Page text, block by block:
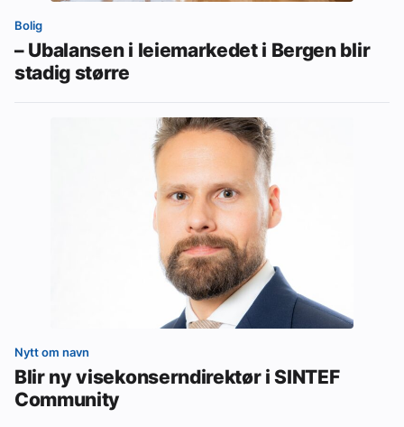
Bolig
– Ubalansen i leiemarkedet i Bergen blir
stadig større
Nytt om navn
Blir ny visekonserndirektør i SINTEF
Community